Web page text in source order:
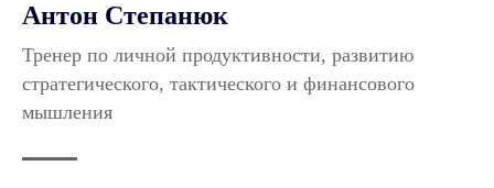
Антон Степанюк
Тренер по личной продуктивности, развитию
стратегического, тактического и финансового
мышления